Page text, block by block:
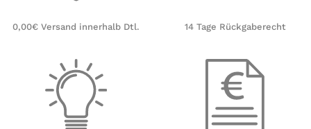
0,00€ Versand innerhalb Dtl. 14 Tage Rückgaberecht